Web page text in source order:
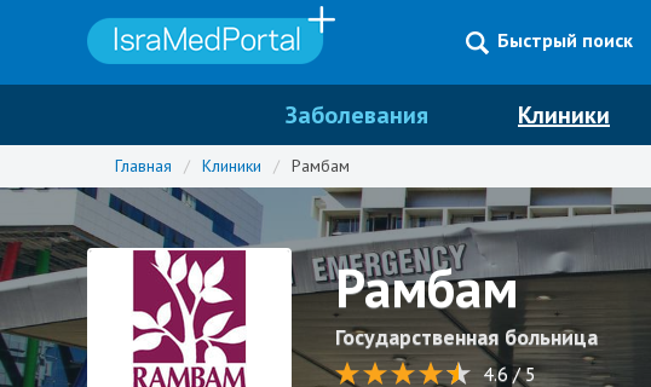
Быстрый поиск
Заболевания Клиники
Главная / Клиники / Рамбам
Рамбам
Государственная больница
4.6 / 5